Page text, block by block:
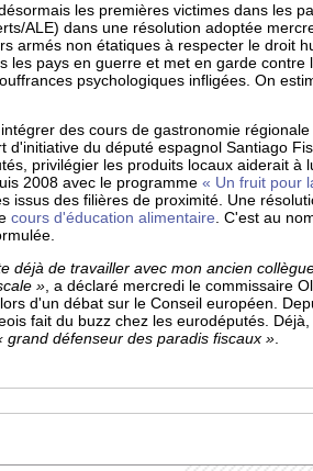
les premières victimes dans les
ALE) dans une résolution adoptée
armés non étatiques à respecter le droit
les pays en guerre et met en garde
psychologiques infligées. On
des cours de gastronomie
d'initiative du député espagnol Santiago
privilégier les produits locaux aiderait
2008 avec le programme « Un fruit pour
issus des filières de proximité. Une
cours d'éducation alimentaire. C'est au
déjà de travailler avec mon ancien
», a déclaré mercredi le commissaire
d'un débat sur le Conseil européen.
fait du buzz chez les eurodéputés.
grand défenseur des paradis fiscaux ».